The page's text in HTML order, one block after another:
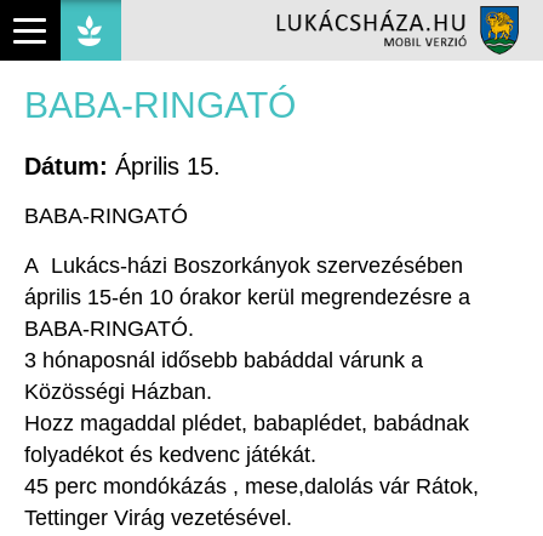
BABA-RINGATÓ
Dátum: Április 15.
BABA-RINGATÓ
A Lukács-házi Boszorkányok szervezésében
április 15-én 10 órakor kerül megrendezésre a
BABA-RINGATÓ.
3 hónaposnál idősebb babáddal várunk a
Közösségi Házban.
Hozz magaddal plédet, babaplédet, babádnak
folyadékot és kedvenc játékát.
45 perc mondókázás , mese,dalolás vár Rátok,
Tettinger Virág vezetésével.